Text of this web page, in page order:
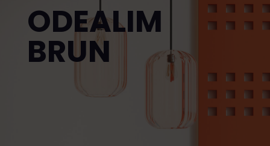
ODEALIM
BRUN